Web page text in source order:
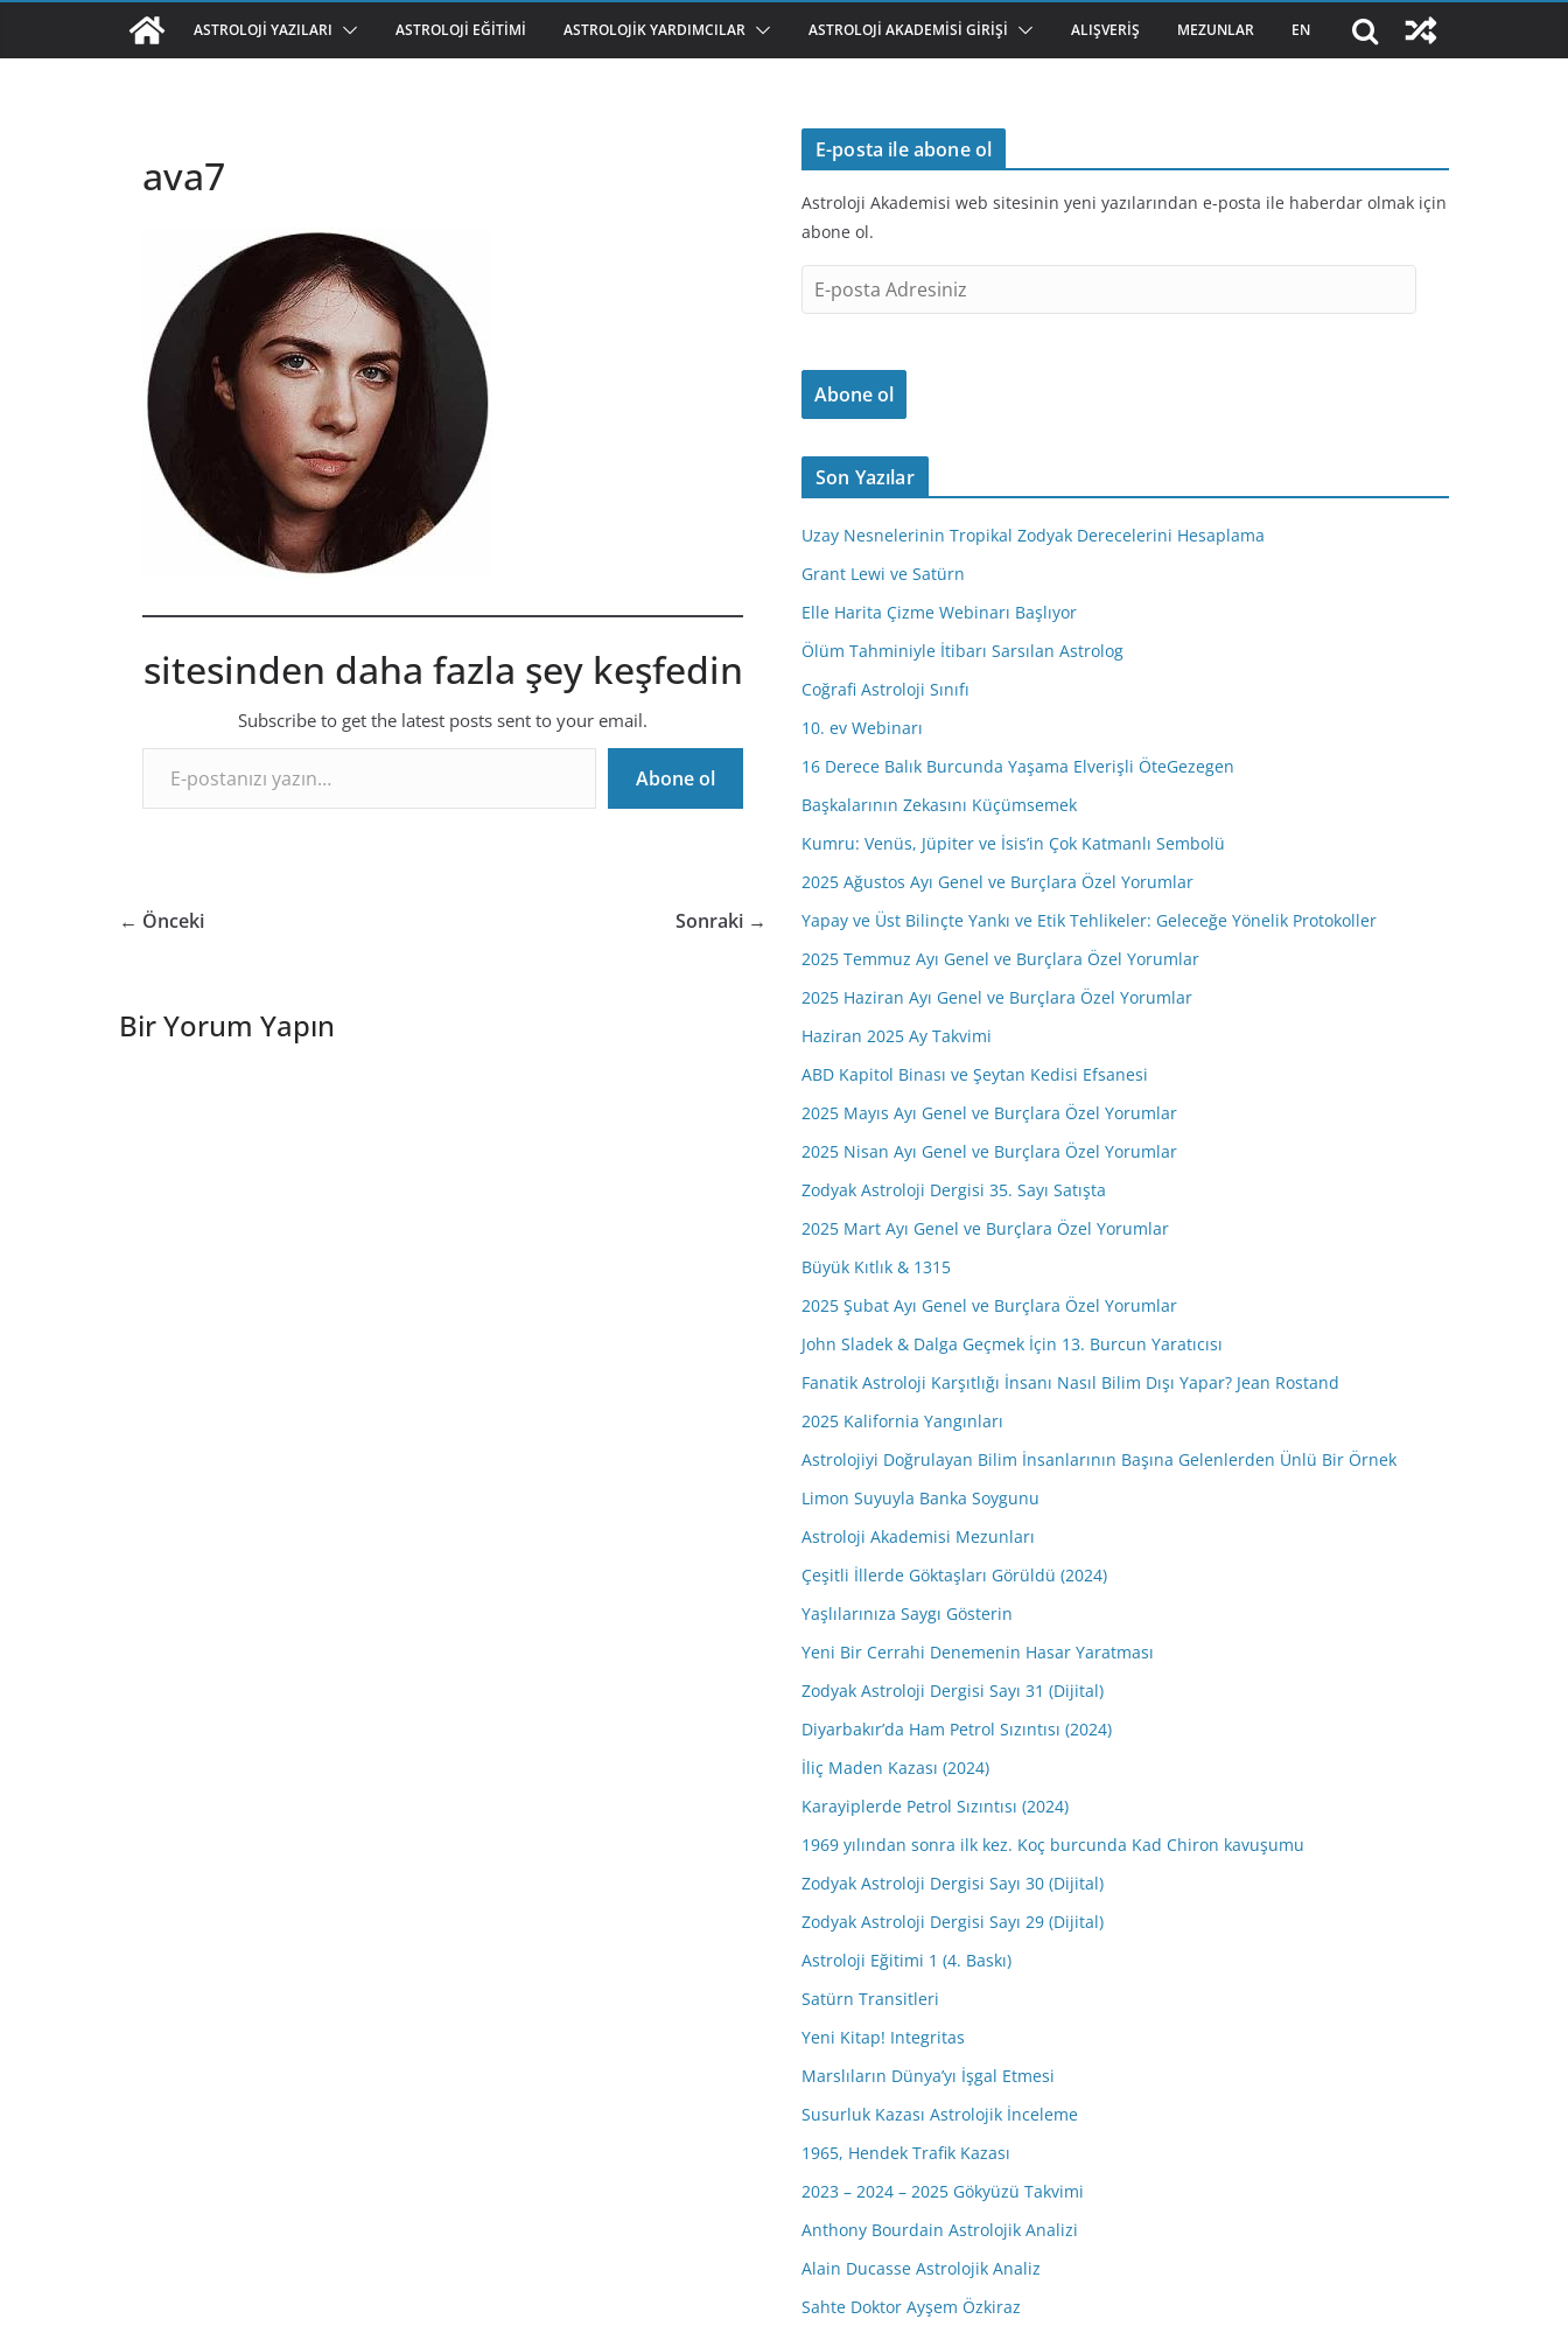
ASTROLOJI YAZILARI ASTROLOJI EĞITIMI ASTROLOJIK YARDIMCILAR ASTROLOJI AKADEMISI GIRIŞI ALIŞVERIŞ MEZUNLAR EN
ava7
sitesinden daha fazla şey keşfedin
Subscribe to get the latest posts sent to your email.
E-postanızı yazın…
Abone ol
← Önceki Sonraki →
Bir Yorum Yapın
E-posta ile abone ol
Astroloji Akademisi web sitesinin yeni yazılarından e-posta ile haberdar olmak için
abone ol.
-
o
t
a
r
e
n
i
Abone ol
Son Yazılar
Uzay Nesnelerinin Tropikal Zodyak Derecelerini Hesaplama
Grant Lewi ve Satürn
Elle Harita Çizme Webinarı Başlıyor
Ölüm Tahminiyle İtibarı Sarsılan Astrolog
Coğrafi Astroloji Sınıfı
10. ev Webinarı
16 Derece Balık Burcunda Yaşama Elverişli ÖteGezegen
Başkalarının Zekasını Küçümsemek
Kumru: Venüs, Jüpiter ve İsis’in Çok Katmanlı Sembolü
2025 Ağustos Ayı Genel ve Burçlara Özel Yorumlar
Yapay ve Üst Bilinçte Yankı ve Etik Tehlikeler: Geleceğe Yönelik Protokoller
2025 Temmuz Ayı Genel ve Burçlara Özel Yorumlar
2025 Haziran Ayı Genel ve Burçlara Özel Yorumlar
Haziran 2025 Ay Takvimi
ABD Kapitol Binası ve Şeytan Kedisi Efsanesi
2025 Mayıs Ayı Genel ve Burçlara Özel Yorumlar
2025 Nisan Ayı Genel ve Burçlara Özel Yorumlar
Zodyak Astroloji Dergisi 35. Sayı Satışta
2025 Mart Ayı Genel ve Burçlara Özel Yorumlar
Büyük Kıtlık & 1315
2025 Şubat Ayı Genel ve Burçlara Özel Yorumlar
John Sladek & Dalga Geçmek İçin 13. Burcun Yaratıcısı
Fanatik Astroloji Karşıtlığı İnsanı Nasıl Bilim Dışı Yapar? Jean Rostand
2025 Kalifornia Yangınları
Astrolojiyi Doğrulayan Bilim İnsanlarının Başına Gelenlerden Ünlü Bir Örnek
Limon Suyuyla Banka Soygunu
Astroloji Akademisi Mezunları
Çeşitli İllerde Göktaşları Görüldü (2024)
Yaşlılarınıza Saygı Gösterin
Yeni Bir Cerrahi Denemenin Hasar Yaratması
Zodyak Astroloji Dergisi Sayı 31 (Dijital)
Diyarbakır’da Ham Petrol Sızıntısı (2024)
İliç Maden Kazası (2024)
Karayiplerde Petrol Sızıntısı (2024)
1969 yılından sonra ilk kez. Koç burcunda Kad Chiron kavuşumu
Zodyak Astroloji Dergisi Sayı 30 (Dijital)
Zodyak Astroloji Dergisi Sayı 29 (Dijital)
Astroloji Eğitimi 1 (4. Baskı)
Satürn Transitleri
Yeni Kitap! Integritas
Marslıların Dünya’yı İşgal Etmesi
Susurluk Kazası Astrolojik İnceleme
1965, Hendek Trafik Kazası
2023 – 2024 – 2025 Gökyüzü Takvimi
Anthony Bourdain Astrolojik Analizi
Alain Ducasse Astrolojik Analiz
Sahte Doktor Ayşem Özkiraz